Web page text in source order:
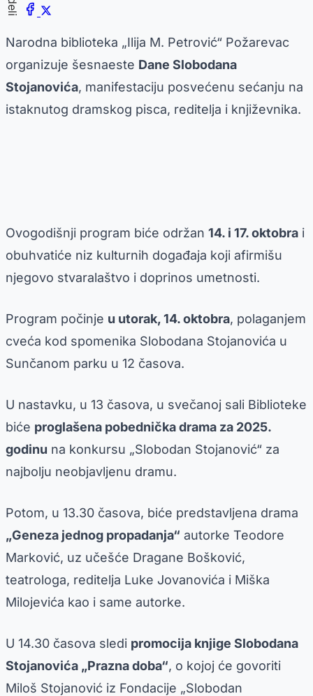
Narodna biblioteka „Ilija M. Petrović“ Požarevac
organizuje šesnaeste Dane Slobodana
Stojanovića, manifestaciju posvećenu sećanju na
istaknutog dramskog pisca, reditelja i književnika.
Ovogodišnji program biće održan 14. i 17. oktobra i
obuhvatiće niz kulturnih događaja koji afirmišu
njegovo stvaralaštvo i doprinos umetnosti.
Program počinje u utorak, 14. oktobra, polaganjem
cveća kod spomenika Slobodana Stojanovića u
Sunčanom parku u 12 časova.
U nastavku, u 13 časova, u svečanoj sali Biblioteke
biće proglašena pobednička drama za 2025.
godinu na konkursu „Slobodan Stojanović“ za
najbolju neobjavljenu dramu.
Potom, u 13.30 časova, biće predstavljena drama
„Geneza jednog propadanja“ autorke Teodore
Marković, uz učešće Dragane Bošković,
teatrologa, reditelja Luke Jovanovića i Miška
Milojevića kao i same autorke.
U 14.30 časova sledi promocija knjige Slobodana
Stojanovića „Prazna doba“, o kojoj će govoriti
Miloš Stojanović iz Fondacije „Slobodan